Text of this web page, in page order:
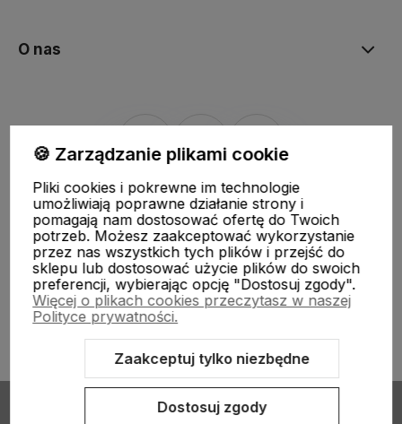
O nas
Sklep internetowy Shoper.pl Szablon Shoper Modern 3.0™
GrowCommerce
🍪 Zarządzanie plikami cookie
Pliki cookies i pokrewne im technologie
umożliwiają poprawne działanie strony i
pomagają nam dostosować ofertę do Twoich
potrzeb. Możesz zaakceptować wykorzystanie
przez nas wszystkich tych plików i przejść do
sklepu lub dostosować użycie plików do swoich
preferencji, wybierając opcję "Dostosuj zgody".
Więcej o plikach cookies przeczytasz w naszej
Polityce prywatności.
Zaakceptuj tylko niezbędne
Dostosuj zgody